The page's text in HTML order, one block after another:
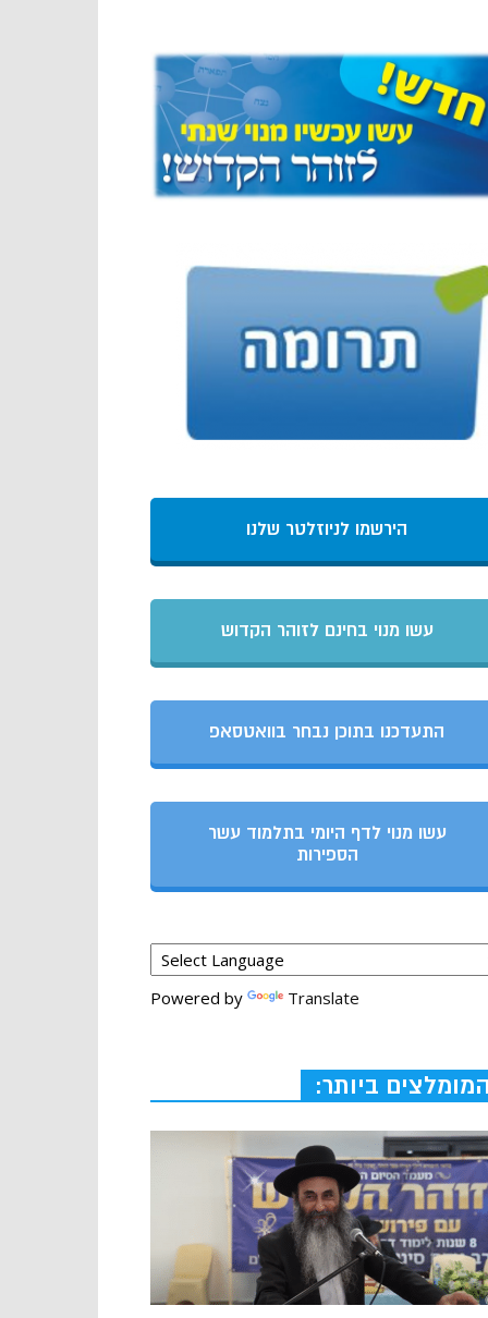
הירשמו לניוזלטר שלנו
עשו מנוי בחינם לזוהר הקדוש
התעדכנו בתוכן נבחר בוואטסאפ
עשו מנוי לדף היומי בתלמוד עשר
הספירות
Powered by Translate
המומלצים ביותר: